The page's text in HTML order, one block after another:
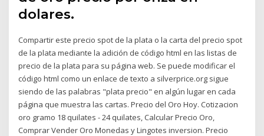
dolares.
Compartir este precio spot de la plata o la carta del precio spot
de la plata mediante la adición de código html en las listas de
precio de la plata para su página web. Se puede modificar el
código html como un enlace de texto a silverprice.org sigue
siendo de las palabras "plata precio" en algún lugar en cada
página que muestra las cartas. Precio del Oro Hoy. Cotizacion
oro gramo 18 quilates - 24 quilates, Calcular Precio Oro,
Comprar Vender Oro Monedas y Lingotes inversion. Precio